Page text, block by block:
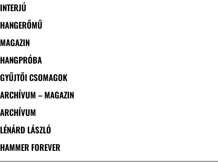
INTERJÚ
HANGERŐMŰ
MAGAZIN
HANGPRÓBA
GYŰJTŐI CSOMAGOK
ARCHÍVUM – MAGAZIN
ARCHÍVUM
LÉNÁRD LÁSZLÓ
HAMMER FOREVER